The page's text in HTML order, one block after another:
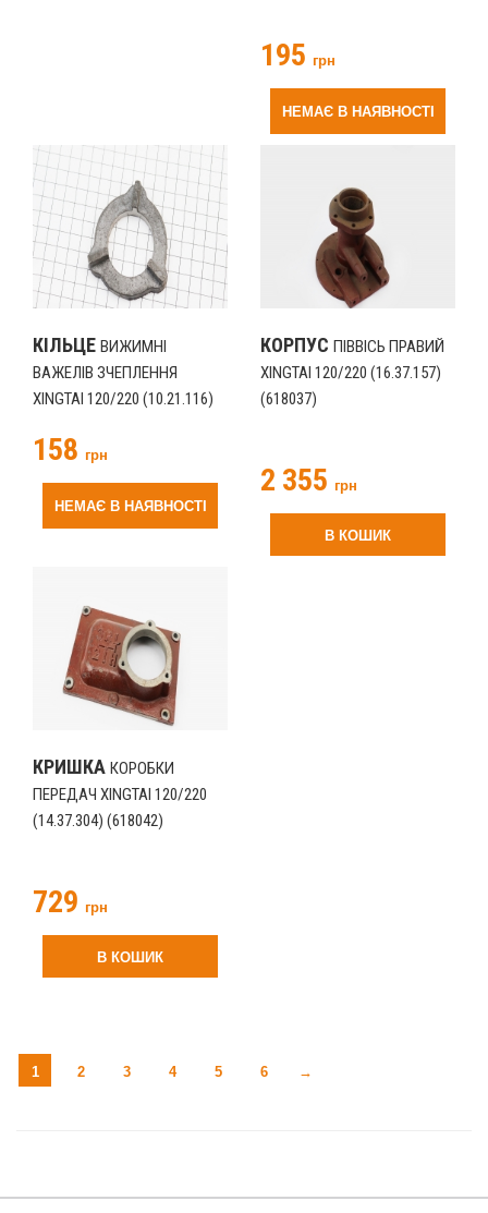
195 грн
НЕМАЄ В НАЯВНОСТІ
КІЛЬЦЕ ВИЖИМНІ
ВАЖЕЛІВ ЗЧЕПЛЕННЯ
XINGTAI 120/220 (10.21.116)
158 грн
НЕМАЄ В НАЯВНОСТІ
КОРПУС ПІВВІСЬ ПРАВИЙ
XINGTAI 120/220 (16.37.157)
(618037)
2 355 грн
В КОШИК
КРИШКА КОРОБКИ
ПЕРЕДАЧ XINGTAI 120/220
(14.37.304) (618042)
729 грн
В КОШИК
1 2 3 4 5 6 →